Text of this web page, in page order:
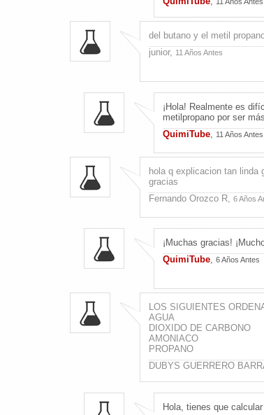
del butano y el metil
junior,
11 Años Antes
¡Hola! Realmente es
metilpropano por ser
QuimiTube, 11 Años Antes
hola q explicacion tan linda
gracias
Fernando Orozco R,
6 Años
¡Muchas gracias!
QuimiTube, 6 Años Antes
LOS SIGUIENTES
AGUA
DIOXIDO DE CARBONO
AMONIACO
PROPANO
DUBYS GUERRERO
Hola, tienes que